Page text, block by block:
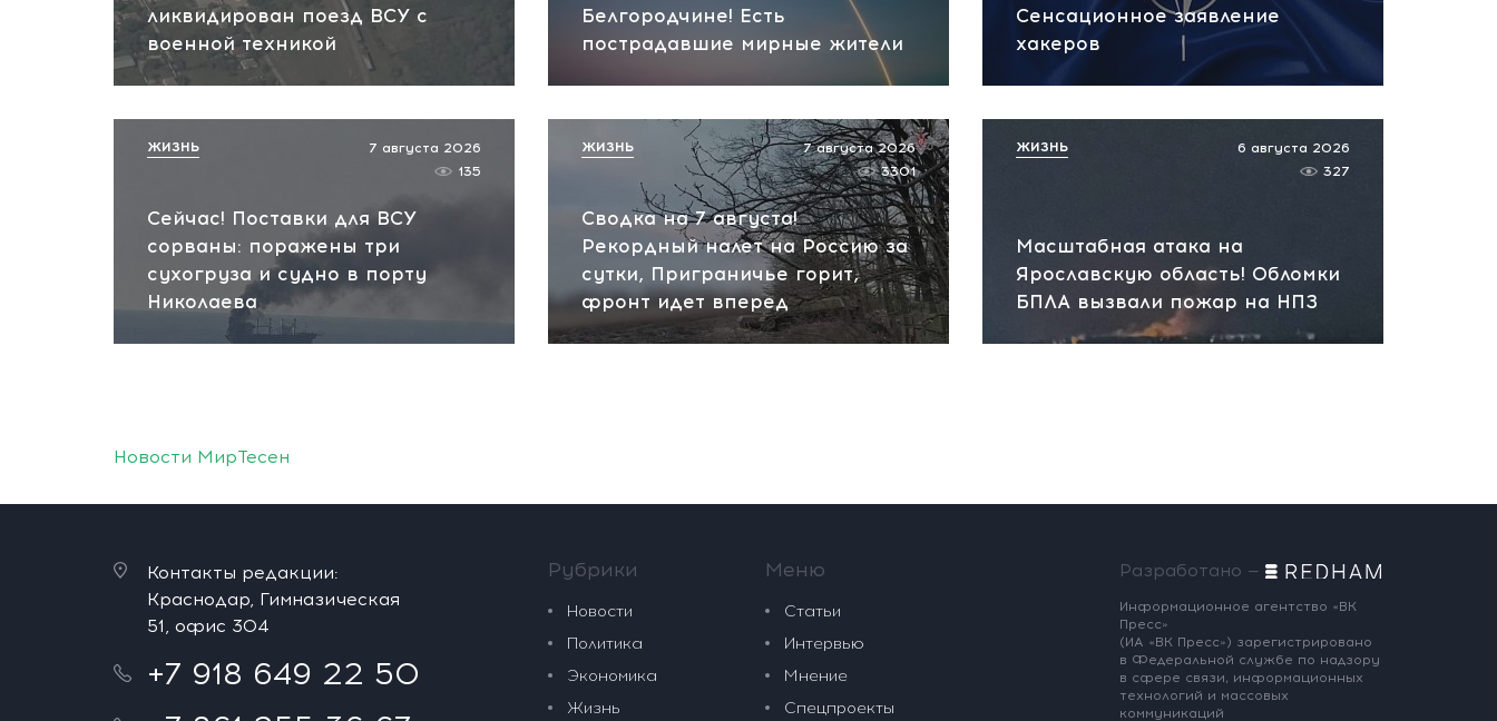
ликвидирован поезд ВСУ с
военной техникой
Белгородчине! Есть
пострадавшие мирные жители
Сенсационное заявление
хакеров
Сейчас! Поставки для ВСУ
сорваны: поражены три
сухогруза и судно в порту
Николаева
7 августа 2026
135
ЖИЗНЬ
Сводка на 7 августа!
Рекордный налет на Россию за
сутки, Приграничье горит,
фронт идет вперед
7 августа 2026
3301
ЖИЗНЬ
Масштабная атака на
Ярославскую область! Обломки
БПЛА вызвали пожар на НПЗ
6 августа 2026
327
ЖИЗНЬ
Новости МирТесен
Контакты редакции:
Краснодар, Гимназическая
51, офис 304
+7 918 649 22 50
Рубрики
Новости
Политика
Экономика
Жизнь
Меню
Статьи
Интервью
Мнение
Спецпроекты
Разработано —
Информационное агентство «ВК
Пресс»
(ИА «ВК Пресс») зарегистрировано
в Федеральной службе по надзору
в сфере связи, информационных
технологий и массовых
коммуникаций